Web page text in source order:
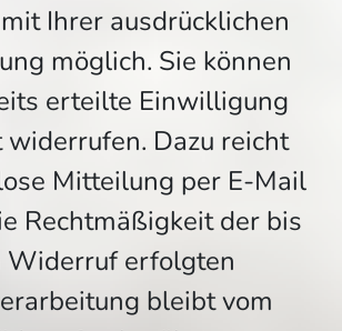
Ihrer ausdrücklichen
möglich. Sie können
erteilte Einwilligung
widerrufen. Dazu reicht
Mitteilung per E-Mail
Rechtmäßigkeit der bis
Widerruf erfolgten
bleibt vom